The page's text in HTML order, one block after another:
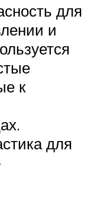
для
и
к
для